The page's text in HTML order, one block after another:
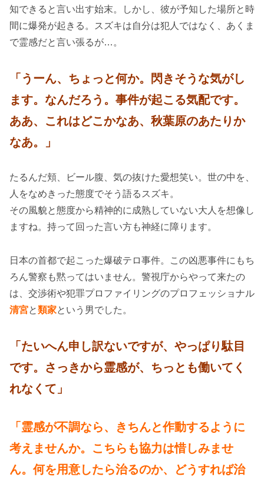
知できると言い出す始末。しかし、彼が予知した場所と時
間に爆発が起きる。スズキは自分は犯人ではなく、あくま
で霊感だと言い張るが…。
「うーん、ちょっと何か。閃きそうな気がし
ます。なんだろう。事件が起こる気配です。
ああ、これはどこかなあ、秋葉原のあたりか
なあ。」
たるんだ頬、ビール腹、気の抜けた愛想笑い。世の中を、
人をなめきった態度でそう語るスズキ。
その風貌と態度から精神的に成熟していない大人を想像し
ますね。持って回った言い方も神経に障ります。
日本の首都で起こった爆破テロ事件。この凶悪事件にもち
ろん警察も黙ってはいません。警視庁からやって来たの
は、交渉術や犯罪プロファイリングのプロフェッショナル
清宮と類家という男でした。
「たいへん申し訳ないですが、やっぱり駄目
です。さっきから霊感が、ちっとも働いてく
れなくて」
「霊感が不調なら、きちんと作動するように
考えませんか。こちらも協力は惜しみませ
ん。何を用意したら治るのか、どうすれば治